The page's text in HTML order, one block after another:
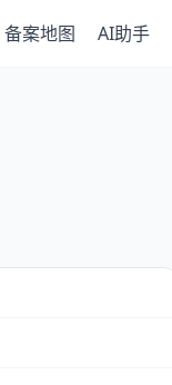
备案地图 AI助手